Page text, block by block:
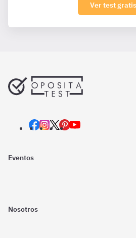
Ver test gratis
Eventos
Nosotros